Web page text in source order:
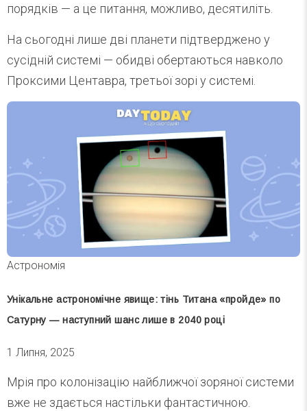
порядків — а це питання, можливо, десятиліть.
На сьогодні лише дві планети підтверджено у
сусідній системі — обидві обертаються навколо
Проксими Центавра, третьої зорі у системі.
Астрономія
Унікальне астрономічне явище: тінь Титана «пройде» по
Сатурну — наступний шанс лише в 2040 році
1 Липня, 2025
Мрія про колонізацію найближчої зоряної системи
вже не здається настільки фантастичною.